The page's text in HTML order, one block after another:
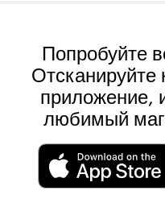
Попробуйте
Отсканируйте
приложение,
любимый